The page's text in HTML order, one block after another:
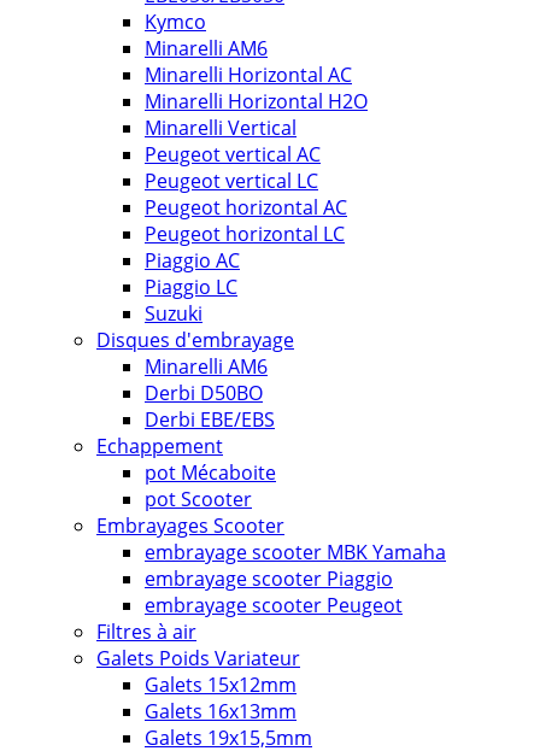
Kymco
Minarelli AM6
Minarelli Horizontal AC
Minarelli Horizontal H2O
Minarelli Vertical
Peugeot vertical AC
Peugeot vertical LC
Peugeot horizontal AC
Peugeot horizontal LC
Piaggio AC
Piaggio LC
Suzuki
Disques d'embrayage
Minarelli AM6
Derbi D50BO
Derbi EBE/EBS
Echappement
pot Mécaboite
pot Scooter
Embrayages Scooter
embrayage scooter MBK Yamaha
embrayage scooter Piaggio
embrayage scooter Peugeot
Filtres à air
Galets Poids Variateur
Galets 15x12mm
Galets 16x13mm
Galets 19x15,5mm